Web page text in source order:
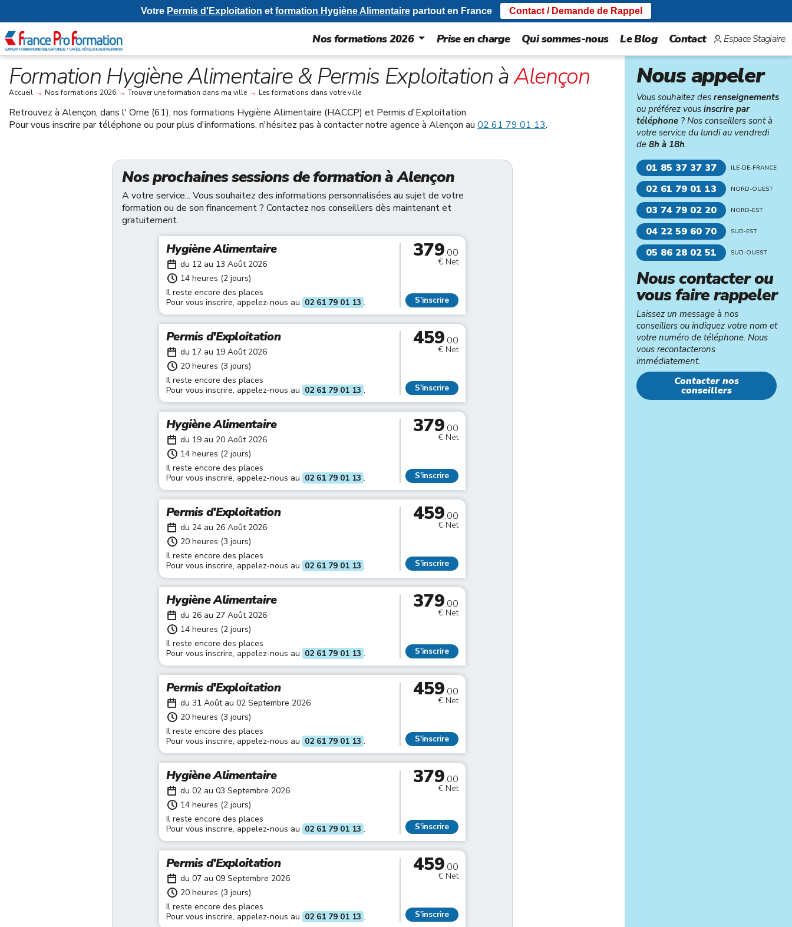
Nos formations 2026 Prise en charge Qui sommes-nous Le Blog Contact Espace Stagiaire
Formation Hygiène Alimentaire & Permis Exploitation àAlençon
Accueil → Nos formations 2026 → Trouver une formation dans ma ville → Les formations dans votre ville
Retrouvez à Alençon, dans l' Orne (61), nos formations Hygiène Alimentaire (HACCP) et Permis d'Exploitation.
Pour vous inscrire par téléphone ou pour plus d'informations, n'hésitez pas à contacter notre agence à Alençon au 02 61 79 01 13.
Nos prochaines sessions de formation à Alençon
A votre service... Vous souhaitez des informations personnalisées au sujet de votre
formation ou de son financement ? Contactez nos conseillers dès maintenant et
gratuitement.
Hygiène Alimentaire
du 12 au 13 Août 2026
14 heures (2 jours)
Il reste encore des places
Pour vous inscrire, appelez-nous au 02 61 79 01 13 .
379.00
€ Net
S'inscrire
Permis d'Exploitation
du 17 au 19 Août 2026
20 heures (3 jours)
Il reste encore des places
Pour vous inscrire, appelez-nous au 02 61 79 01 13 .
459.00
€ Net
S'inscrire
Hygiène Alimentaire
du 19 au 20 Août 2026
14 heures (2 jours)
Il reste encore des places
Pour vous inscrire, appelez-nous au 02 61 79 01 13 .
379.00
€ Net
S'inscrire
Permis d'Exploitation
du 24 au 26 Août 2026
20 heures (3 jours)
Il reste encore des places
Pour vous inscrire, appelez-nous au 02 61 79 01 13 .
459.00
€ Net
S'inscrire
Hygiène Alimentaire
du 26 au 27 Août 2026
14 heures (2 jours)
Il reste encore des places
Pour vous inscrire, appelez-nous au 02 61 79 01 13 .
379.00
€ Net
S'inscrire
Permis d'Exploitation
du 31 Août au 02 Septembre 2026
20 heures (3 jours)
Il reste encore des places
Pour vous inscrire, appelez-nous au 02 61 79 01 13 .
459.00
€ Net
S'inscrire
Hygiène Alimentaire
du 02 au 03 Septembre 2026
14 heures (2 jours)
Il reste encore des places
Pour vous inscrire, appelez-nous au 02 61 79 01 13 .
379.00
€ Net
S'inscrire
Permis d'Exploitation
du 07 au 09 Septembre 2026
20 heures (3 jours)
Il reste encore des places
Pour vous inscrire, appelez-nous au 02 61 79 01 13 .
459.00
€ Net
S'inscrire
Nous appeler
Vous souhaitez desrenseignements
ou préférez vousinscrire par
téléphone ? Nos conseillers sont à
votre service du lundi au vendredi
de8h à 18h.
01 85 37 37 37 ILE-DE-FRANCE
02 61 79 01 13 NORD-OUEST
03 74 79 02 20 NORD-EST
04 22 59 60 70 SUD-EST
05 86 28 02 51 SUD-OUEST
Nous contacter ou
vous faire rappeler
Laissez un message à nos
conseillers ou indiquez votre nom et
votre numéro de téléphone. Nous
vous recontacterons
immédiatement.
Contacter nos
conseillers
Votre Permis d'Exploitation et formation Hygiène Alimentaire partout en France Contact / Demande de Rappel